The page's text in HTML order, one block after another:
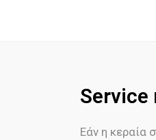
Service
Εάν η κεραία